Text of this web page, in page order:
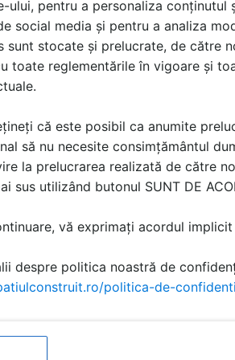
timp farmecul personal.
, echipaDECORAD
prezentat, incluzand poze, date
preturi si noutati in domeniu.
impune din ce in ce mai multe
cu inaltime redusa (5-30 cm),
in functie de necesarul termic si
DE PARDOSEALA - CLIMA
- Adancime minima,
de discret!
Convectoare si
ului, pentru a personaliza conținutul
social media și pentru a analiza
sunt stocate și prelucrate, de către
toate reglementările în vigoare și
că este posibil ca anumite
să nu necesite consimțământul
la prelucrarea realizată de către
sus utilizând butonul SUNT DE
vă exprimați acordul
despre politica noastră de
politica-de-